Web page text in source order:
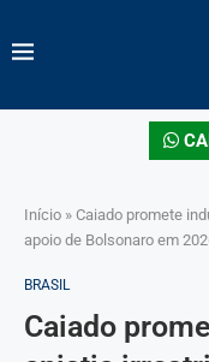
Início » Caiado promete
apoio de Bolsonaro em
BRASIL
Caiado